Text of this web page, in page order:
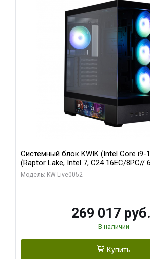
Системный блок KWIK (Intel Core i9-
(Raptor Lake, Intel 7, C24 16EC/8PC//
модуля)/ Palit RTX5080 GAMINGPRO
Модель: KW-Live0052
269 017 руб.
В наличии
Купить